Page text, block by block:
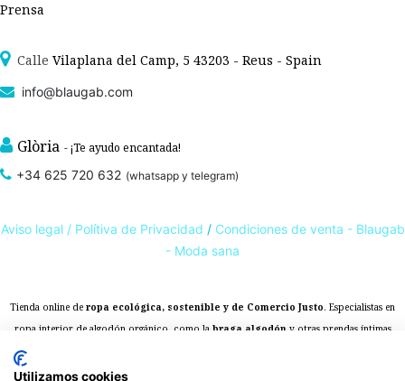
Prensa
Calle Vilaplana del Camp, 5 43203 - Reus - Spain
info@blaugab.com
Glòria - ¡Te ayudo encantada!
+34 625 720 632 (whatsapp y telegram)
Aviso legal / Polítiva de Privacidad / Condiciones de venta - Blaugab
- Moda sana
Tienda online de ropa ecológica, sostenible y de Comercio Justo. Especialistas en
ropa interior de algodón orgánico, como la braga algodón y otras prendas íntimas
sostenibles con certificado GOTS
Expertos en ropa para piel sensible, ropa para piel delicada y enfermedades
Utilizamos cookies